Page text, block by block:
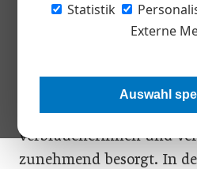
Statistik
Externe
Auswahl
Beratungsunternehmens
vor allem die jüngere
umweltschädlichen
Konsums zeigen sich die
Verbraucherinnen und
zunehmend besorgt. In